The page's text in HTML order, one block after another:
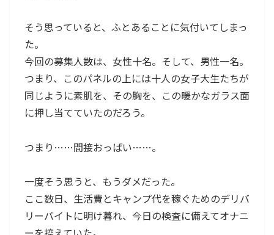
そう思っていると、ふとあることに気付いてしまっ
た。
今回の募集人数は、女性十名。そして、男性一名。
つまり、このパネルの上には十人の女子大生たちが
同じように素肌を、その胸を、この暖かなガラス面
に押し当てていたのだろう。
つまり……間接おっぱい……。
一度そう思うと、もうダメだった。
ここ数日、生活費とキャンプ代を稼ぐためのデリバ
リーバイトに明け暮れ、今日の検査に備えてオナニ